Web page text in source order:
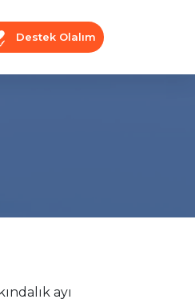
Destek Olalım
ayı